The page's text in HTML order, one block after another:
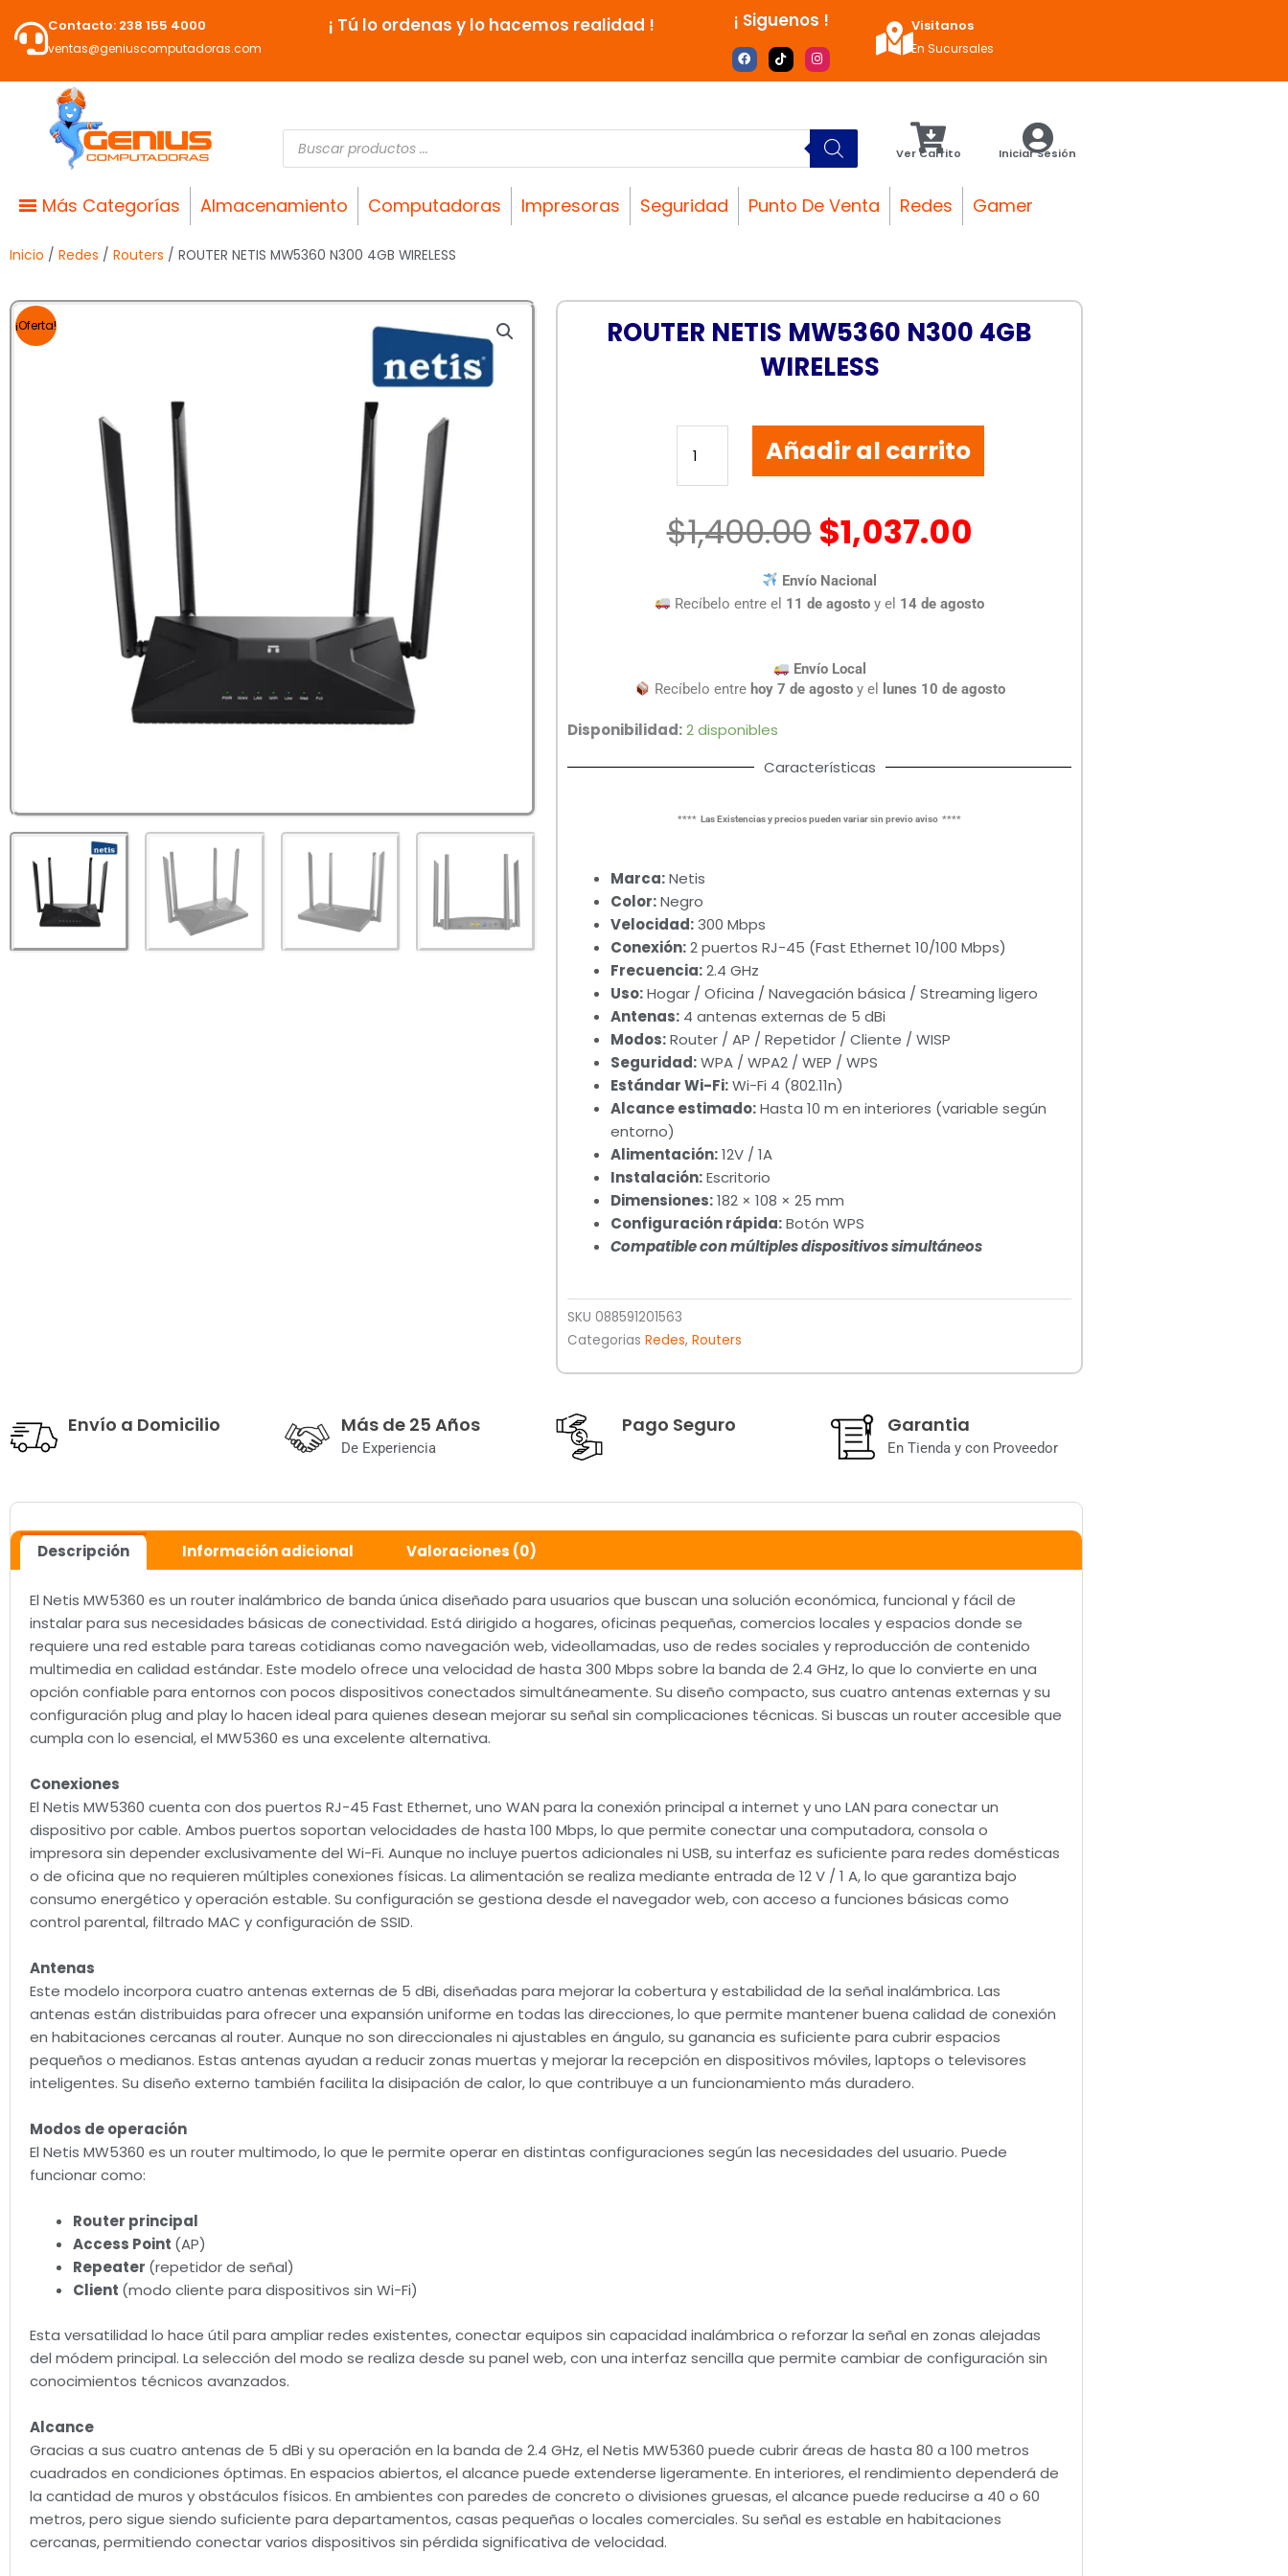
contenido
Contacto: 238 155 4000
ventas@geniuscomputadoras.com
¡ Tú lo ordenas y lo hacemos realidad ! ¡ Siguenos !
F
a
o
T
i
k
I
n
g
a
m
Visitanos
En Sucursales
Búsqueda
de
productos
Ver Carrito Iniciar Sesión
Más Categorías Almacenamiento Computadoras Impresoras Seguridad Punto De Venta Redes Gamer
Inicio / Redes / Routers / ROUTER NETIS MW5360 N300 4GB WIRELESS
¡Oferta!
ROUTER NETIS MW5360 N300 4GB
WIRELESS
ROUTER
NETIS
4GB
WIRELESS
Añadir al carrito
$1,400.00$1,037.00
Envío Nacional
Recíbelo entre el 11 de agosto y el 14 de agosto
Envío Local
Recíbelo entre hoy 7 de agostoy el lunes 10 de agosto
Disponibilidad:2 disponibles
Características
**** Las Existencias y precios pueden variar sin previo aviso ****
Marca:Netis
Color:Negro
Velocidad:300 Mbps
Conexión:2 puertos RJ-45 (Fast Ethernet 10/100 Mbps)
Frecuencia:2.4 GHz
Uso:Hogar / Oficina / Navegación básica / Streaming ligero
Antenas: 4 antenas externas de 5 dBi
Modos:Router / AP / Repetidor / Cliente / WISP
Seguridad:WPA / WPA2 / WEP / WPS
Estándar Wi-Fi:Wi-Fi 4 (802.11n)
Alcance estimado:Hasta 10 m en interiores (variable según
entorno)
Alimentación:12V / 1A
Instalación:Escritorio
Dimensiones:182 × 108 × 25 mm
Configuración rápida:Botón WPS
Compatible con múltiples dispositivos simultáneos
SKU 088591201563
Categorias Redes, Routers
Envío a Domicilio Más de 25 Años
De Experiencia
Pago Seguro Garantia
En Tienda y con Proveedor
Descripción Información adicional Valoraciones (0)
El Netis MW5360 es un router inalámbrico de banda única diseñado para usuarios que buscan una solución económica, funcional y fácil de
instalar para sus necesidades básicas de conectividad. Está dirigido a hogares, oficinas pequeñas, comercios locales y espacios donde se
requiere una red estable para tareas cotidianas como navegación web, videollamadas, uso de redes sociales y reproducción de contenido
multimedia en calidad estándar. Este modelo ofrece una velocidad de hasta 300 Mbps sobre la banda de 2.4 GHz, lo que lo convierte en una
opción confiable para entornos con pocos dispositivos conectados simultáneamente. Su diseño compacto, sus cuatro antenas externas y su
configuración plug and play lo hacen ideal para quienes desean mejorar su señal sin complicaciones técnicas. Si buscas un router accesible que
cumpla con lo esencial, el MW5360 es una excelente alternativa.
Conexiones
El Netis MW5360 cuenta con dos puertos RJ-45 Fast Ethernet, uno WAN para la conexión principal a internet y uno LAN para conectar un
dispositivo por cable. Ambos puertos soportan velocidades de hasta 100 Mbps, lo que permite conectar una computadora, consola o
impresora sin depender exclusivamente del Wi-Fi. Aunque no incluye puertos adicionales ni USB, su interfaz es suficiente para redes domésticas
o de oficina que no requieren múltiples conexiones físicas. La alimentación se realiza mediante entrada de 12 V / 1 A, lo que garantiza bajo
consumo energético y operación estable. Su configuración se gestiona desde el navegador web, con acceso a funciones básicas como
control parental, filtrado MAC y configuración de SSID.
Antenas
Este modelo incorpora cuatro antenas externas de 5 dBi, diseñadas para mejorar la cobertura y estabilidad de la señal inalámbrica. Las
antenas están distribuidas para ofrecer una expansión uniforme en todas las direcciones, lo que permite mantener buena calidad de conexión
en habitaciones cercanas al router. Aunque no son direccionales ni ajustables en ángulo, su ganancia es suficiente para cubrir espacios
pequeños o medianos. Estas antenas ayudan a reducir zonas muertas y mejorar la recepción en dispositivos móviles, laptops o televisores
inteligentes. Su diseño externo también facilita la disipación de calor, lo que contribuye a un funcionamiento más duradero.
Modos de operación
El Netis MW5360 es un router multimodo, lo que le permite operar en distintas configuraciones según las necesidades del usuario. Puede
funcionar como:
Router principal
Access Point (AP)
Repeater (repetidor de señal)
Client (modo cliente para dispositivos sin Wi-Fi)
Esta versatilidad lo hace útil para ampliar redes existentes, conectar equipos sin capacidad inalámbrica o reforzar la señal en zonas alejadas
del módem principal. La selección del modo se realiza desde su panel web, con una interfaz sencilla que permite cambiar de configuración sin
conocimientos técnicos avanzados.
Alcance
Gracias a sus cuatro antenas de 5 dBi y su operación en la banda de 2.4 GHz, el Netis MW5360 puede cubrir áreas de hasta 80 a 100 metros
cuadrados en condiciones óptimas. En espacios abiertos, el alcance puede extenderse ligeramente. En interiores, el rendimiento dependerá de
la cantidad de muros y obstáculos físicos. En ambientes con paredes de concreto o divisiones gruesas, el alcance puede reducirse a 40 o 60
metros, pero sigue siendo suficiente para departamentos, casas pequeñas o locales comerciales. Su señal es estable en habitaciones
cercanas, permitiendo conectar varios dispositivos sin pérdida significativa de velocidad.